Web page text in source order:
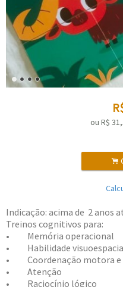
ou R$
.
Indicação: acima de 2 anos
Treinos cognitivos para:
• Memória operacional
• Habilidade
• Coordenação motora e
• Atenção
• Raciocínio lógico